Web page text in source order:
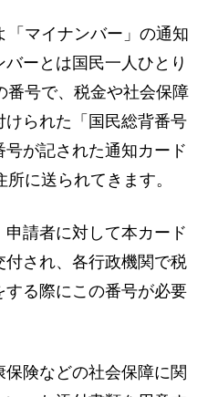
「マイナンバー」の通知
ーとは国民一人ひとり
番号で、税金や社会保障
られた「国民総背番号
が記された通知カード
に送られてきます。
請者に対して本カード
付され、各行政機関で税
る際にこの番号が必要
険などの社会保障に関